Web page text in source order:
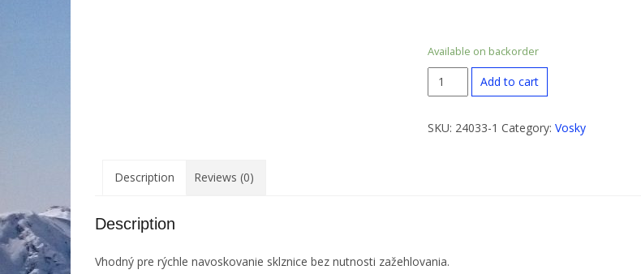
Available on backorder
Vosk
Alphamix
(žltý)
Add to cart
SKU: 24033-1 Category: Vosky
Description Reviews (0)
Description
Vhodný pre rýchle navoskovanie sklznice bez nutnosti zažehlovania.